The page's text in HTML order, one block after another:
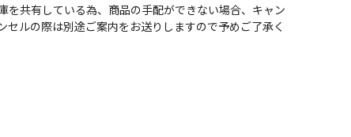
共有している為、商品の手配ができない場合、キャン
セルの際は別途ご案内をお送りしますので予めご了承く